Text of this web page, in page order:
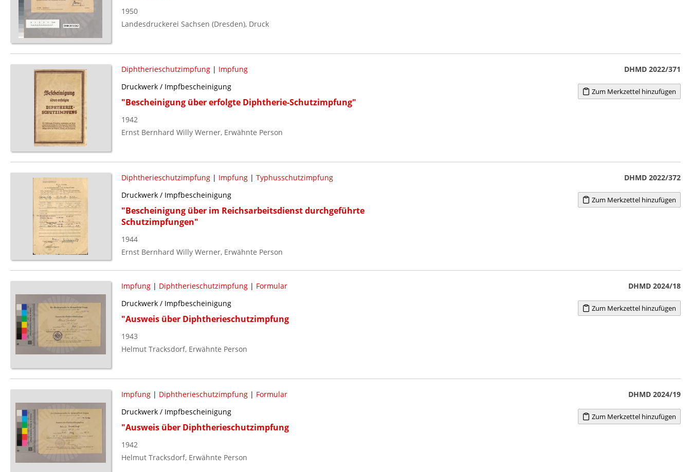
1950
Landesdruckerei Sachsen (Dresden), Druck
Diphtherieschutzimpfung| Impfung
Druckwerk / Impfbescheinigung
"Bescheinigung über erfolgte Diphtherie-Schutzimpfung"
1942
Ernst Bernhard Willy Werner, Erwähnte Person
DHMD 2022/371
Zum Merkzettel hinzufügen
Diphtherieschutzimpfung| Impfung| Typhusschutzimpfung
Druckwerk / Impfbescheinigung
"Bescheinigung über im Reichsarbeitsdienst durchgeführte
Schutzimpfungen"
1944
Ernst Bernhard Willy Werner, Erwähnte Person
DHMD 2022/372
Zum Merkzettel hinzufügen
Impfung| Diphtherieschutzimpfung| Formular
Druckwerk / Impfbescheinigung
"Ausweis über Diphtherieschutzimpfung
1943
Helmut Tracksdorf, Erwähnte Person
DHMD 2024/18
Zum Merkzettel hinzufügen
Impfung| Diphtherieschutzimpfung| Formular
Druckwerk / Impfbescheinigung
"Ausweis über Diphtherieschutzimpfung
1942
Helmut Tracksdorf, Erwähnte Person
DHMD 2024/19
Zum Merkzettel hinzufügen